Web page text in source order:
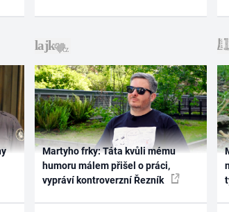
Martyho frky: Táta kvůli mému
humoru málem přišel o práci,
vypráví kontroverzní Řezník